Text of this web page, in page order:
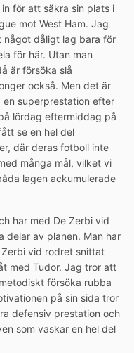
för att säkra sin plats i
mot West Ham. Jag
något dåligt lag bara för
för här. Utan man
är försöka slå
också. Men det är
superprestation efter
lördag eftermiddag på
se en hel del
där deras fotboll inte
många mål, vilket vi
lagen ackumulerade
har med De Zerbi vid
delar av planen. Man har
vid rodret snittat
med Tudor. Jag tror att
försöka rubba
på sin sida tror
defensiv prestation och
som vaskar en hel del